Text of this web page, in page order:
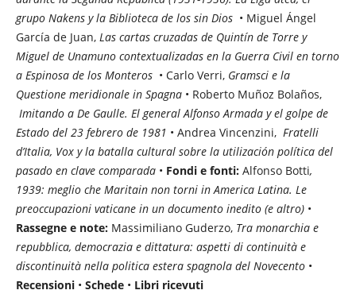
grupo Nakens y la Biblioteca de los sin Dios • Miguel Ángel
García de Juan, Las cartas cruzadas de Quintín de Torre y
Miguel de Unamuno contextualizadas en la Guerra Civil en torno
a Espinosa de los Monteros • Carlo Verri, Gramsci e la
Questione meridionale in Spagna• Roberto Muñoz Bolaños,
Imitando a De Gaulle. El general Alfonso Armada y el golpe de
Estado del 23 febrero de 1981 • Andrea Vincenzini, Fratelli
d’Italia, Vox y la batalla cultural sobre la utilización política del
pasado en clave comparada• Fondi e fonti: Alfonso Botti,
1939: meglio che Maritain non torni in America Latina. Le
preoccupazioni vaticane in un documento inedito (e altro)•
Rassegne e note: Massimiliano Guderzo, Tra monarchia e
repubblica, democrazia e dittatura: aspetti di continuità e
discontinuità nella politica estera spagnola del Novecento •
Recensioni• Schede• Libri ricevuti